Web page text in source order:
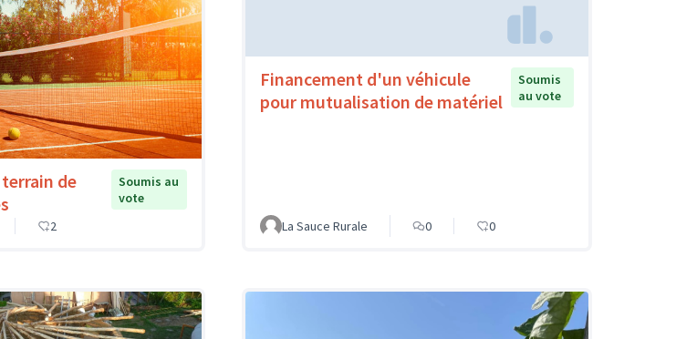
de
Soumis au
vote
2
Financement d'un véhicule
pour mutualisation de matériel
Soumis
au vote
La Sauce Rurale 0 0